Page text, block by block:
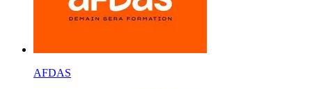
AFDAS